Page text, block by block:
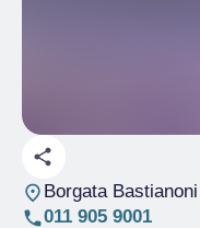
Borgata Bastianoni
011 905 9001